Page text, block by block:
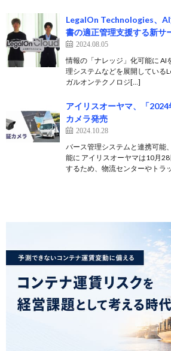
LegalOn Technologies、
書の適正管理支援する新サ
2024.08.05
情報の「ナレッジ」化可能に AI
理システムなどを展開している
ガルオンテクノロジ[…]
アイリスオーヤマ、「
カメラ発売
2024.10.28
バース管理システムと連携可能
能に アイリスオーヤマは10月
するため、物流センターやトラ